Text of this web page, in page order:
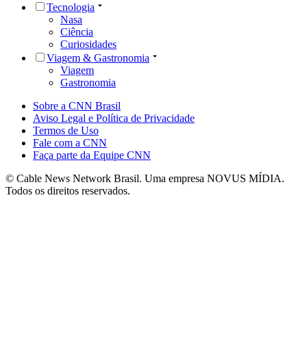
Tecnologia
Nasa
Ciência
Curiosidades
Viagem & Gastronomia
Viagem
Gastronomia
Sobre a CNN Brasil
Aviso Legal e Política de Privacidade
Termos de Uso
Fale com a CNN
Faça parte da Equipe CNN
© Cable News Network Brasil. Uma empresa NOVUS MÍDIA.
Todos os direitos reservados.